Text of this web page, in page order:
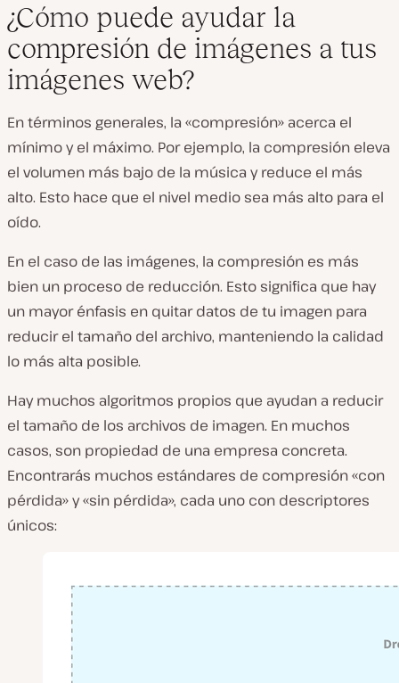
¿Cómo puede ayudar la
compresión de imágenes a tus
imágenes web?
En términos generales, la «compresión» acerca el
mínimo y el máximo. Por ejemplo, la compresión eleva
el volumen más bajo de la música y reduce el más
alto. Esto hace que el nivel medio sea más alto para el
oído.
En el caso de las imágenes, la compresión es más
bien un proceso de reducción. Esto significa que hay
un mayor énfasis en quitar datos de tu imagen para
reducir el tamaño del archivo, manteniendo la calidad
lo más alta posible.
Hay muchos algoritmos propios que ayudan a reducir
el tamaño de los archivos de imagen. En muchos
casos, son propiedad de una empresa concreta.
Encontrarás muchos estándares de compresión «con
pérdida» y «sin pérdida», cada uno con descriptores
únicos: